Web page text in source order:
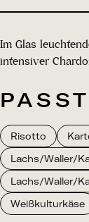
Im Glas
intensiver
Risotto
Lachs/Waller/
Lachs/Waller/
Weißkulturkäse